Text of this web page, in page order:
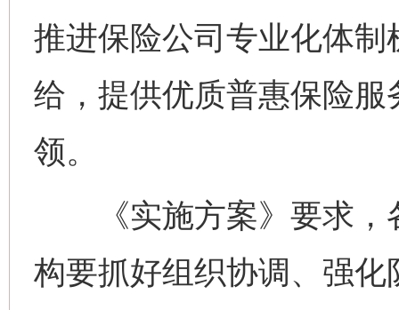
推进保险公司专业化体
给，提供优质普惠保险
领。
《实施方案》要求，
构要抓好组织协调、强